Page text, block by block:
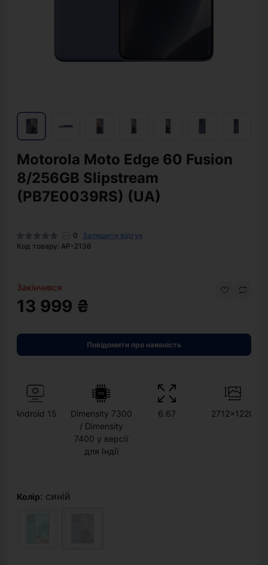
Motorola Moto Edge 60 Fusion
8/256GB Slipstream
(PB7E0039RS) (UA)
0
Залишити відгук
Код товару: AP-2136
Закінчився
13 999 ₴
Повідомити про наявність
Android 15
Dimensity 7300
/ Dimensity
7400 у версії
для Індії
6.67 2712x1220
Колір: синій